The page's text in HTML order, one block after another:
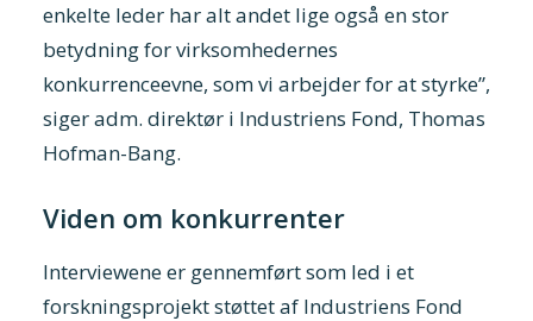
enkelte leder har alt andet lige også en stor
betydning for virksomhedernes
konkurrenceevne, som vi arbejder for at styrke”,
siger adm. direktør i Industriens Fond, Thomas
Hofman-Bang.
Viden om konkurrenter
Interviewene er gennemført som led i et
forskningsprojekt støttet af Industriens Fond